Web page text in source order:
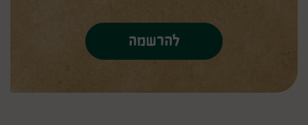
להרשמה